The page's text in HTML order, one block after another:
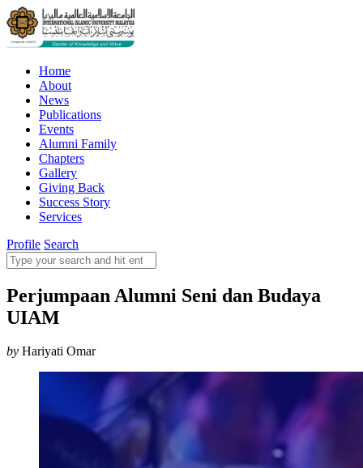
Home
About
News
Publications
Events
Alumni Family
Chapters
Gallery
Giving Back
Success Story
Services
Profile Search
Perjumpaan Alumni Seni dan Budaya
UIAM
by Hariyati Omar